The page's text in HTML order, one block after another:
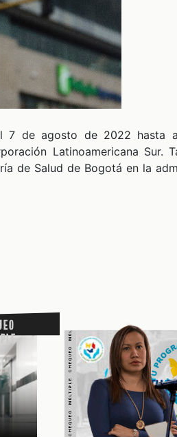
7 de agosto de 2022 hasta
Latinoamericana Sur.
de Salud de Bogotá en la
CHEQUEO MÚLTIPLE CHEQUEO MÚLTIPLE CHEQUEO MÚLTIPLE CHEQUEO MÚLTIPLE CHEQUEO MÚLTIPLE CHEQUEO MÚLTIPLE CHEQUEO MÚLTIPLE